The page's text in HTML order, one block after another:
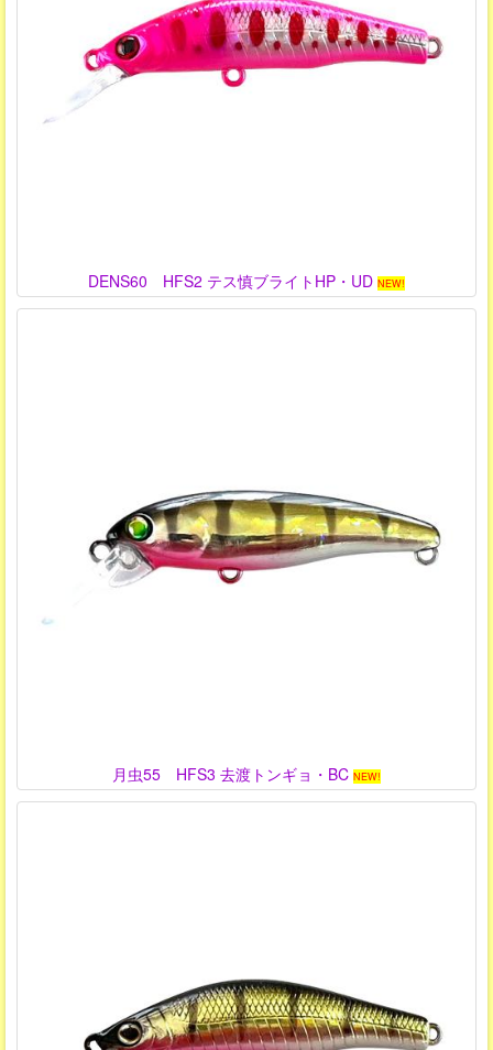
DENS60 HFS2 テス慎ブライトHP・UD NEW!
月虫55 HFS3 去渡トンギョ・BC NEW!